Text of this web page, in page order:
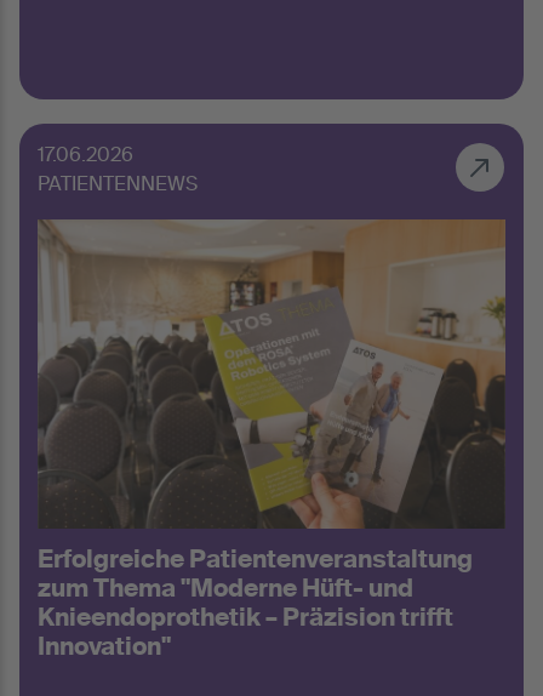
17.06.2026
PATIENTENNEWS
Erfolgreiche Patientenveranstaltung
zum Thema "Moderne Hüft- und
Knieendoprothetik – Präzision trifft
Innovation"